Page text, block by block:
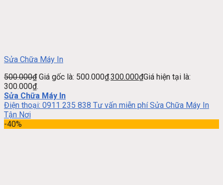
Sửa Chữa Máy In
500.000₫ Giá gốc là: 500.000₫.300.000₫Giá hiện tại là:
300.000₫.
Sửa Chữa Máy In
Điện thoại: 0911 235 838 Tư vấn miễn phí Sửa Chữa Máy In
Tận Nơi
-40%